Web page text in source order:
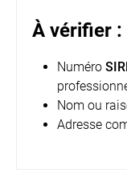
À vérifier :
Numéro
Nom ou
Adresse